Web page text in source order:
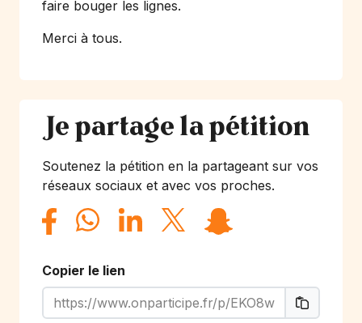
faire bouger les lignes.
Merci à tous.
Je partage la pétition
Soutenez la pétition en la partageant sur vos
réseaux sociaux et avec vos proches.
Copier le lien